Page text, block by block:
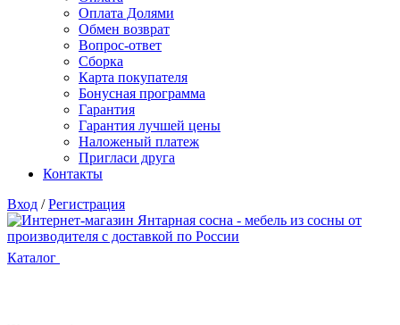
Оплата Долями
Обмен возврат
Вопрос-ответ
Сборка
Карта покупателя
Бонусная программа
Гарантия
Гарантия лучшей цены
Наложеный платеж
Пригласи друга
Контакты
Вход / Регистрация
Каталог